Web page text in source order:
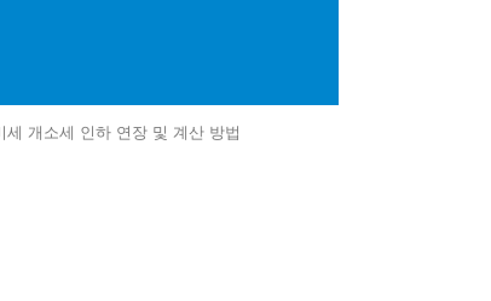
세 개소세 인하 연장 및 계산 방법